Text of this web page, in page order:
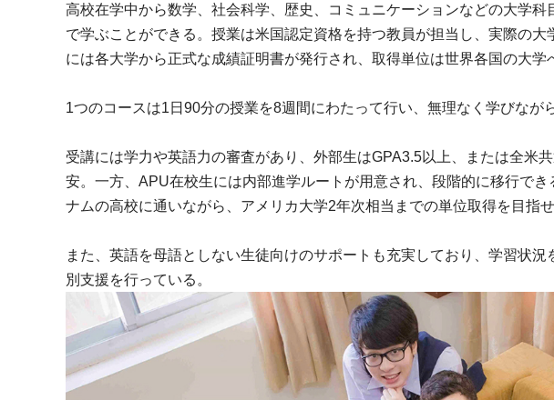
高校在学中から数学、社会科学、歴史、コミュニケーションなどの大学
で学ぶことができる。授業は米国認定資格を持つ教員が担当し、実際の
には各大学から正式な成績証明書が発行され、取得単位は世界各国の大学
1つのコースは1日90分の授業を8週間にわたって行い、無理なく学びなが
受講には学力や英語力の審査があり、外部生はGPA3.5以上、または全米
安。一方、APU在校生には内部進学ルートが用意され、段階的に移行で
ナムの高校に通いながら、アメリカ大学2年次相当までの単位取得を目指せ
また、英語を母語としない生徒向けのサポートも充実しており、学習状
別支援を行っている。